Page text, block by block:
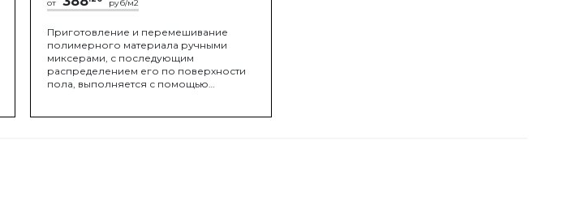
от руб/м2
Приготовление и перемешивание
полимерного материала ручными
миксерами, с последующим
распределением его по поверхности
пола, выполняется с помощью